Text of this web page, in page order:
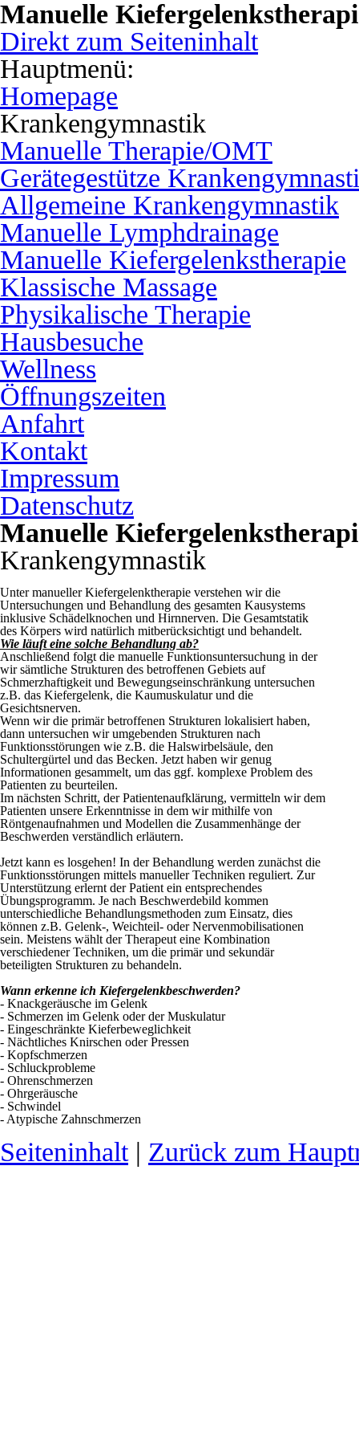
Manuelle
Direkt zum Seiteninhalt
Hauptmenü:
Homepage
Krankengymnastik
Manuelle Therapie/OMT
Gerätegestütze
Allgemeine Krankengymnastik
Manuelle Lymphdrainage
Manuelle Kiefergelenkstherapie
Klassische Massage
Physikalische Therapie
Hausbesuche
Wellness
Öffnungszeiten
Anfahrt
Kontakt
Impressum
Datenschutz
Manuelle
Krankengymnastik
Unter manueller Kiefergelenktherapie verstehen wir die
Untersuchungen und Behandlung des gesamten Kausystems
inklusive Schädelknochen und Hirnnerven. Die Gesamtstatik
des Körpers wird natürlich mitberücksichtigt und behandelt.
Wie läuft eine solche Behandlung ab?
Anschließend folgt die manuelle Funktionsuntersuchung in der
wir sämtliche Strukturen des betroffenen Gebiets auf
Schmerzhaftigkeit und Bewegungseinschränkung untersuchen
z.B. das Kiefergelenk, die Kaumuskulatur und die
Gesichtsnerven.
Wenn wir die primär betroffenen Strukturen lokalisiert haben,
dann untersuchen wir umgebenden Strukturen nach
Funktionsstörungen wie z.B. die Halswirbelsäule, den
Schultergürtel und das Becken. Jetzt haben wir genug
Informationen gesammelt, um das ggf. komplexe Problem des
Patienten zu beurteilen.
Im nächsten Schritt, der Patientenaufklärung, vermitteln wir dem
Patienten unsere Erkenntnisse in dem wir mithilfe von
Röntgenaufnahmen und Modellen die Zusammenhänge der
Beschwerden verständlich erläutern.
Jetzt kann es losgehen! In der Behandlung werden zunächst die
Funktionsstörungen mittels manueller Techniken reguliert. Zur
Unterstützung erlernt der Patient ein entsprechendes
Übungsprogramm. Je nach Beschwerdebild kommen
unterschiedliche Behandlungsmethoden zum Einsatz, dies
können z.B. Gelenk-, Weichteil- oder Nervenmobilisationen
sein. Meistens wählt der Therapeut eine Kombination
verschiedener Techniken, um die primär und sekundär
beteiligten Strukturen zu behandeln.
Wann erkenne ich Kiefergelenkbeschwerden?
- Knackgeräusche im Gelenk
- Schmerzen im Gelenk oder der Muskulatur
- Eingeschränkte Kieferbeweglichkeit
- Nächtliches Knirschen oder Pressen
- Kopfschmerzen
- Schluckprobleme
- Ohrenschmerzen
- Ohrgeräusche
- Schwindel
- Atypische Zahnschmerzen
Seiteninhalt| Zurück zum